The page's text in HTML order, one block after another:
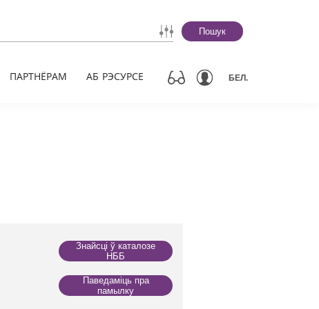
Пошук
ПАРТНЁРАМ АБ РЭСУРСЕ БЕЛ.
Знайсці ў каталозе
НББ
Паведаміць пра
памылку